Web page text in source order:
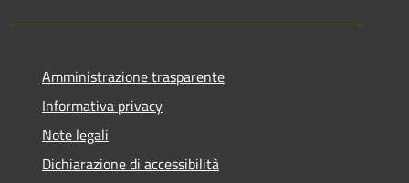
Amministrazione trasparente
Informativa privacy
Note legali
Dichiarazione di accessibilità